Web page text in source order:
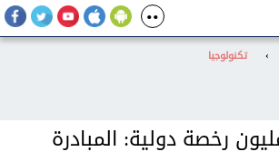
› تكنولوجيا
رخصة دولية: المبادرة